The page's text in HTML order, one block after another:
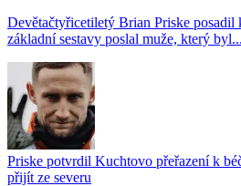
Devětačtyřicetiletý Brian Priske posadil
základní sestavy poslal muže, který byl...
Priske potvrdil Kuchtovo přeřazení k
přijít ze severu